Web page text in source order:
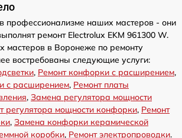
профессионализме наших мастеров - они
ремонт Electrolux EKM 961300 W.
в Воронеже по ремонту
востребованы следующие услуги:
, Ремонт конфорки с расширением,
с расширением, Ремонт платы
, Замена регулятора мощности
регулятора мощности конфорки, Ремонт
, Замена конфорки керамической
коробки, Ремонт электропроводки.